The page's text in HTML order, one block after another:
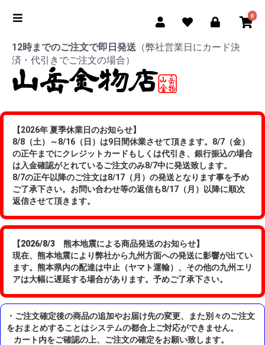
0
12時までのご注文で即日発送 （弊社営業日にカード決
済・代引きでご注文の場合）
【2026年 夏季休業日のお知らせ】
8/8（土）～8/16（日）は9日間休業させて頂きます。8/7（金）
の正午までにクレジットカードもしくは代引き、銀行振込の場合
は入金確認がとれているご注文のみ8/7中に発送致します。
8/7の正午以降のご注文は8/17（月）の発送となります事を予め
ご了承下さい。お問い合わせ等の返信も8/17（月）以降に順次
返信させて頂きます。
【2026/8/3 熊本地震による商品発送のお知らせ】
現在、熊本地震により弊社から九州方面への発送に影響が出てい
ます。熊本県内の配達は中止（ヤマト運輸）、その他の九州エリ
アは大幅に遅延する場合があります。予めご了承下さい。
・ご注文確定後の商品の追加やお届け先の変更、また別々のご注文
をおまとめすることはシステムの都合上ご対応ができません。
カート内をご確認の上、ご注文の確定をお願い致します。